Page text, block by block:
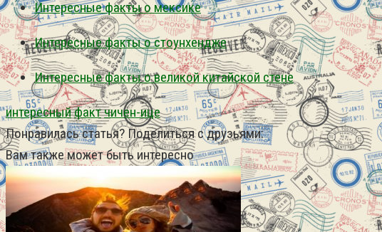
Интересные факты о мексике
Интересные факты о стоунхендже
Интересные факты о великой китайской стене
интересныйфактчичен-ице
Понравилась статья? Поделиться с друзьями:
Вам также может быть интересно